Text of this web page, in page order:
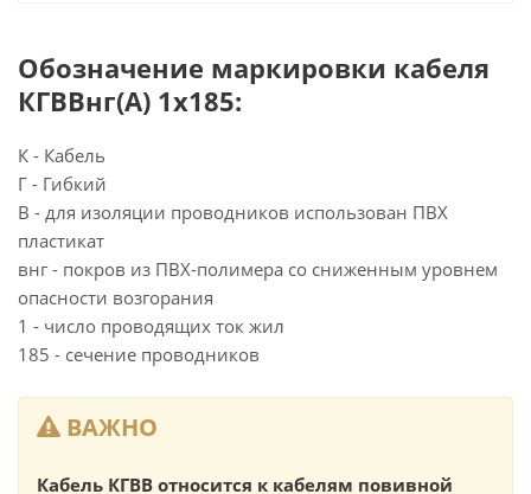
Обозначение маркировки кабеля
КГВВнг(А) 1х185:
К - Кабель
Г - Гибкий
В - для изоляции проводников использован ПВХ
пластикат
внг - покров из ПВХ-полимера со сниженным уровнем
опасности возгорания
1 - число проводящих ток жил
185 - сечение проводников
ВАЖНО
Кабель КГВВ относится к кабелям повивной